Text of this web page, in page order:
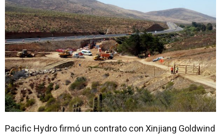
Pacific Hydro firmó un contrato con Xinjiang Goldwind